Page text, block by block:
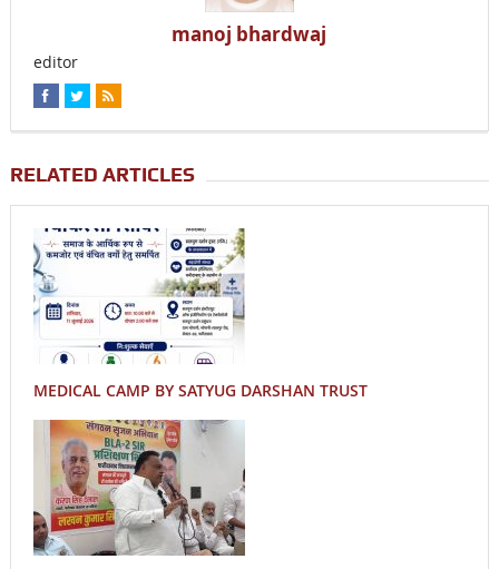
manoj bhardwaj
editor
RELATED ARTICLES
MEDICAL CAMP BY SATYUG DARSHAN TRUST